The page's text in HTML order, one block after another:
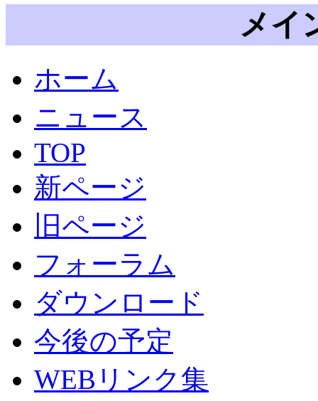
メイ
ホーム
ニュース
TOP
新ページ
旧ページ
フォーラム
ダウンロード
今後の予定
WEBリンク集